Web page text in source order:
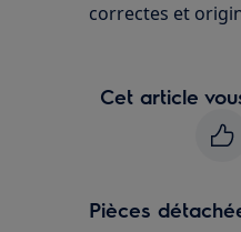
correctes et
Cet article
Pièces